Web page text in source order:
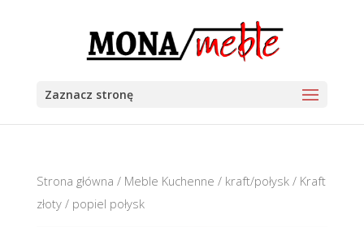
Zaznacz stronę
Strona główna / Meble Kuchenne / kraft/połysk/ Kraft
złoty / popiel połysk